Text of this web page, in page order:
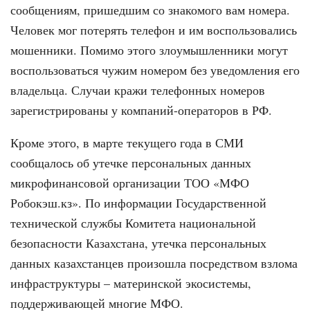
сообщениям, пришед­шим со знакомого вам номера.
Человек мог потерять телефон и им воспользо­вались
мошенники. Помимо этого зло­умышленники могут
воспользоваться чужим номером без уведомления его
владельца. Случаи кражи телефонных номеров
зарегистрированы у компа­ний-операторов в РФ.
Кроме этого, в марте текущего года в СМИ
сообщалось об утечке персо­нальных данных
микрофинансовой ор­ганизации ТОО «МФО
Робокэш.кз». По информации Государственной
техниче­ской службы Комитета национальной
безопасности Казахстана, утечка пер­сональных
данных казахстанцев про­изошла посредством взлома
инфра­структуры – материнской экосистемы,
поддерживающей многие МФО.